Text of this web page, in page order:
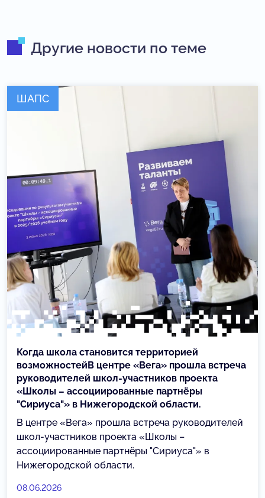
Другие новости по теме
ШАПС
Когда школа становится территорией
возможностейВ центре «Вега» прошла встреча
руководителей школ-участников проекта
«Школы – ассоциированные партнёры
"Сириуса"» в Нижегородской области.
В центре «Вега» прошла встреча руководителей
школ-участников проекта «Школы –
ассоциированные партнёры "Сириуса"» в
Нижегородской области.
08.06.2026